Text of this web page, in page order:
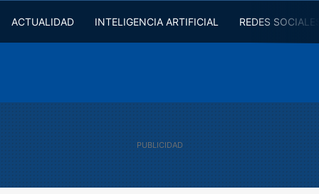
ACTUALIDAD INTELIGENCIA ARTIFICIAL REDES